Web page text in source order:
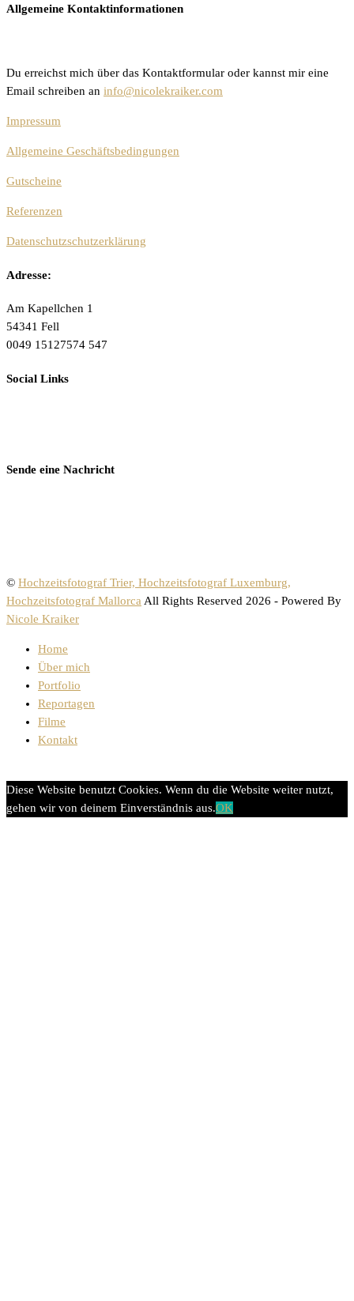
Allgemeine Kontaktinformationen
Du erreichst mich über das Kontaktformular oder kannst mir eine
Email schreiben an info@nicolekraiker.com
Impressum
Allgemeine Geschäftsbedingungen
Gutscheine
Referenzen
Datenschutzschutzerklärung
Adresse:
Am Kapellchen 1
54341 Fell
0049 15127574 547
Social Links
Sende eine Nachricht
© Hochzeitsfotograf Trier, Hochzeitsfotograf Luxemburg,
Hochzeitsfotograf MallorcaAll Rights Reserved 2026 - Powered By
Nicole Kraiker
Home
Über mich
Portfolio
Reportagen
Filme
Kontakt
Diese Website benutzt Cookies. Wenn du die Website weiter nutzt,
gehen wir von deinem Einverständnis aus.OK